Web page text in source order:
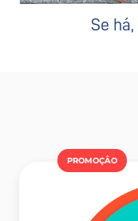
Se há,
PROMOÇÂO